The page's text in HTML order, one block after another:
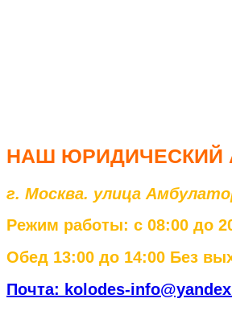
НАШ ЮРИДИЧЕСКИЙ
г. Москва. улица
Режим работы: с 08:00 до
Обед 13:00 до 14:00 Без
Почта: kolodes-